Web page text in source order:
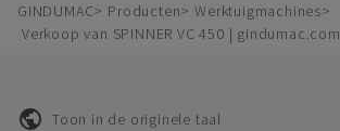
GINDUMAC Producten
Werktuigmachines
Verkoop van SPINNER VC 450 | gindumac.com
Toon in de originele taal